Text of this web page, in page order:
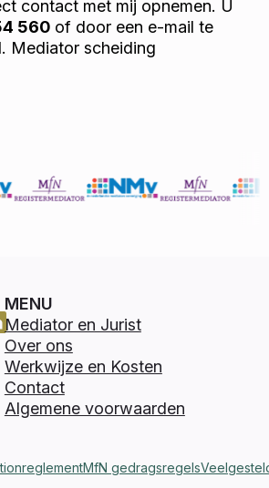
contact met mij opnemen. U
560 of door een e-mail te
. Mediator scheiding
MENU
Mediator en Jurist
Over ons
Werkwijze en Kosten
Contact
Algemene voorwaarden
MfN gedragsregels